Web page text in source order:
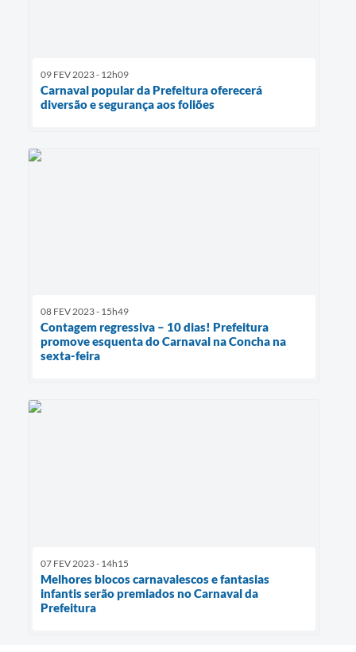
09 FEV 2023 - 12h09
Carnaval popular da Prefeitura oferecerá
diversão e segurança aos foliões
08 FEV 2023 - 15h49
Contagem regressiva – 10 dias! Prefeitura
promove esquenta do Carnaval na Concha na
sexta-feira
07 FEV 2023 - 14h15
Melhores blocos carnavalescos e fantasias
infantis serão premiados no Carnaval da
Prefeitura